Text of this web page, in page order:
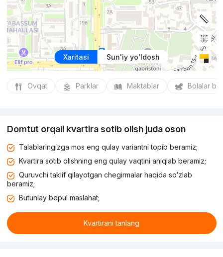
Xaritasi Sun'iy yo'ldosh
Ovqat Parklar Maktablar Bolalar
Domtut orqali kvartira sotib olish juda oson
Talablaringizga mos eng qulay variantni topib beramiz;
Kvartira sotib olishning eng qulay vaqtini aniqlab beramiz;
Quruvchi taklif qilayotgan chegirmalar haqida so‘zlab
beramiz;
Butunlay bepul maslahat;
Kvartirani tanlang